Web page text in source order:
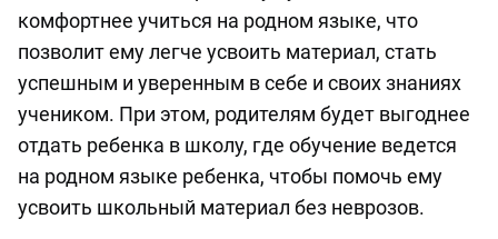
комфортнее учиться на родном языке, что
позволит ему легче усвоить материал, стать
успешным и уверенным в себе и своих знаниях
учеником. При этом, родителям будет выгоднее
отдать ребенка в школу, где обучение ведется
на родном языке ребенка, чтобы помочь ему
усвоить школьный материал без неврозов.